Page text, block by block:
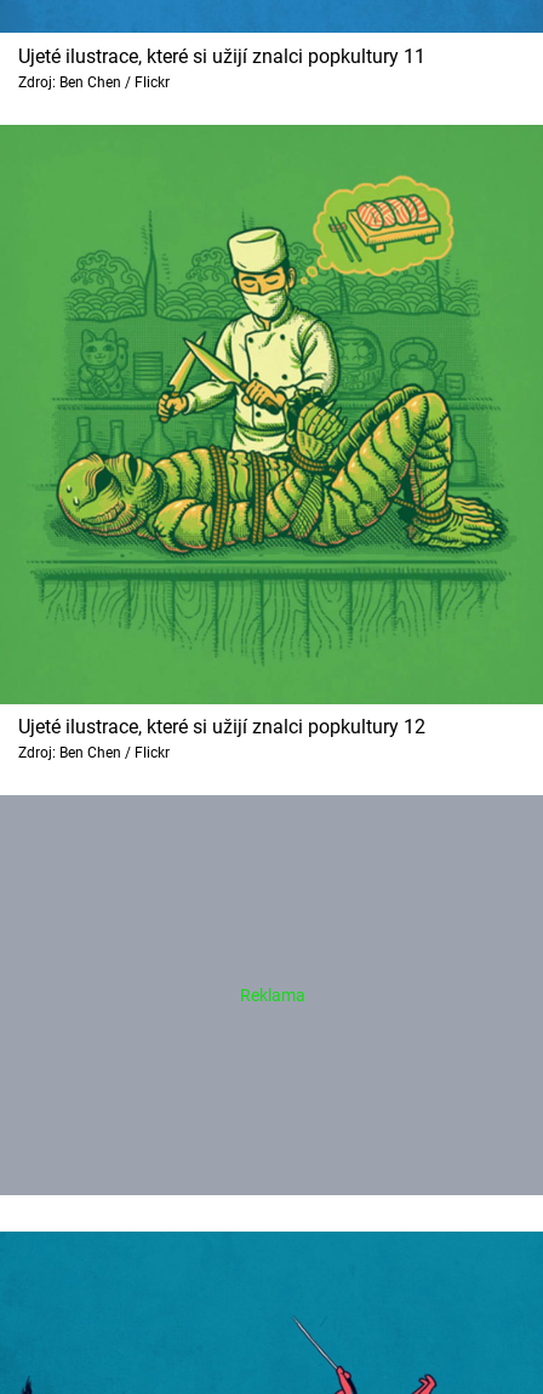
Ujeté ilustrace, které si užijí znalci popkultury 11
Zdroj: Ben Chen / Flickr
Ujeté ilustrace, které si užijí znalci popkultury 12
Zdroj: Ben Chen / Flickr